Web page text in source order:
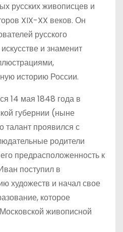
русских живописцев и
XIX-XX веков. Он
русского
и знаменит
историю России.
14 мая 1848 года в
губернии (ныне
талант проявился с
родители
предрасположенность к
поступил в
художеств и начал свое
которое
живописной